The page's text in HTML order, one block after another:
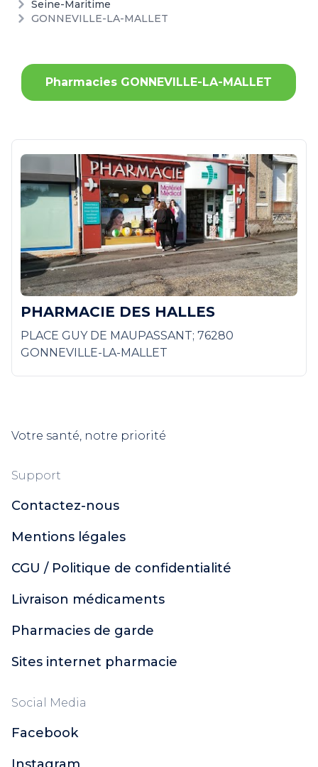
Seine-Maritime
GONNEVILLE-LA-MALLET
Pharmacies GONNEVILLE-LA-MALLET
PHARMACIE DES HALLES
PLACE GUY DE MAUPASSANT; 76280
GONNEVILLE-LA-MALLET
Votre santé, notre priorité
Support
Contactez-nous
Mentions légales
CGU / Politique de confidentialité
Livraison médicaments
Pharmacies de garde
Sites internet pharmacie
Social Media
Facebook